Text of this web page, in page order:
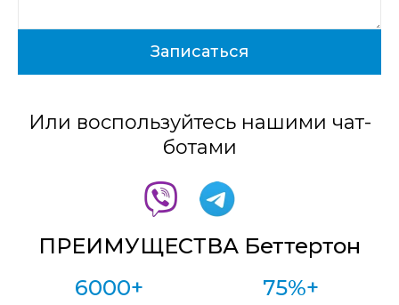
Или воспользуйтесь нашими чат-
ботами
ПРЕИМУЩЕСТВА Беттертон
6000+
75%+